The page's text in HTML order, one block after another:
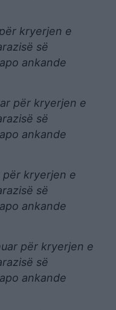
kryerjen e
së
ankande
për kryerjen e
së
ankande
për kryerjen e
së
ankande
për kryerjen e
së
ankande